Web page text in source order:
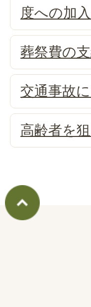
度への加
葬祭費の
交通事故
高齢者を